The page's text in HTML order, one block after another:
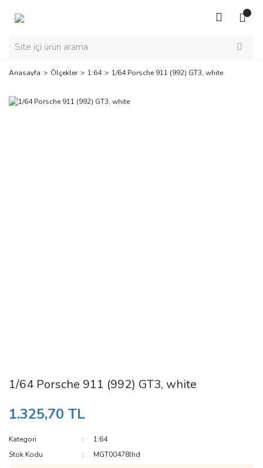
Anasayfa Ölçekler 1:64 1/64 Porsche 911 (992) GT3, white
1/64 Porsche 911 (992) GT3, white
1.325,70 TL
Kategori
1:64
Stok Kodu
MGT00478lhd